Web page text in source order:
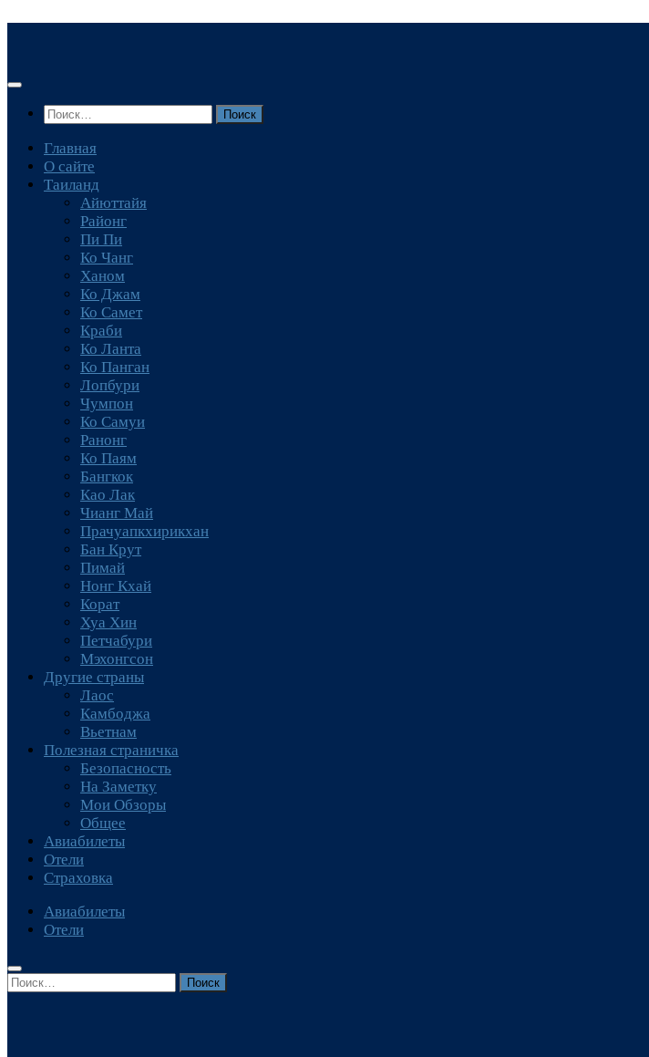
Найти:
Главная
О сайте
Таиланд
Айюттайя
Районг
Пи Пи
Ко Чанг
Ханом
Ко Джам
Ко Самет
Краби
Ко Ланта
Ко Панган
Лопбури
Чумпон
Ко Самуи
Ранонг
Ко Паям
Бангкок
Као Лак
Чианг Май
Прачуапкхирикхан
Бан Крут
Пимай
Нонг Кхай
Корат
Хуа Хин
Петчабури
Мэхонгсон
Другие страны
Лаос
Камбоджа
Вьетнам
Полезная страничка
Безопасность
На Заметку
Мои Обзоры
Общее
Авиабилеты
Отели
Страховка
Авиабилеты
Отели
Найти: